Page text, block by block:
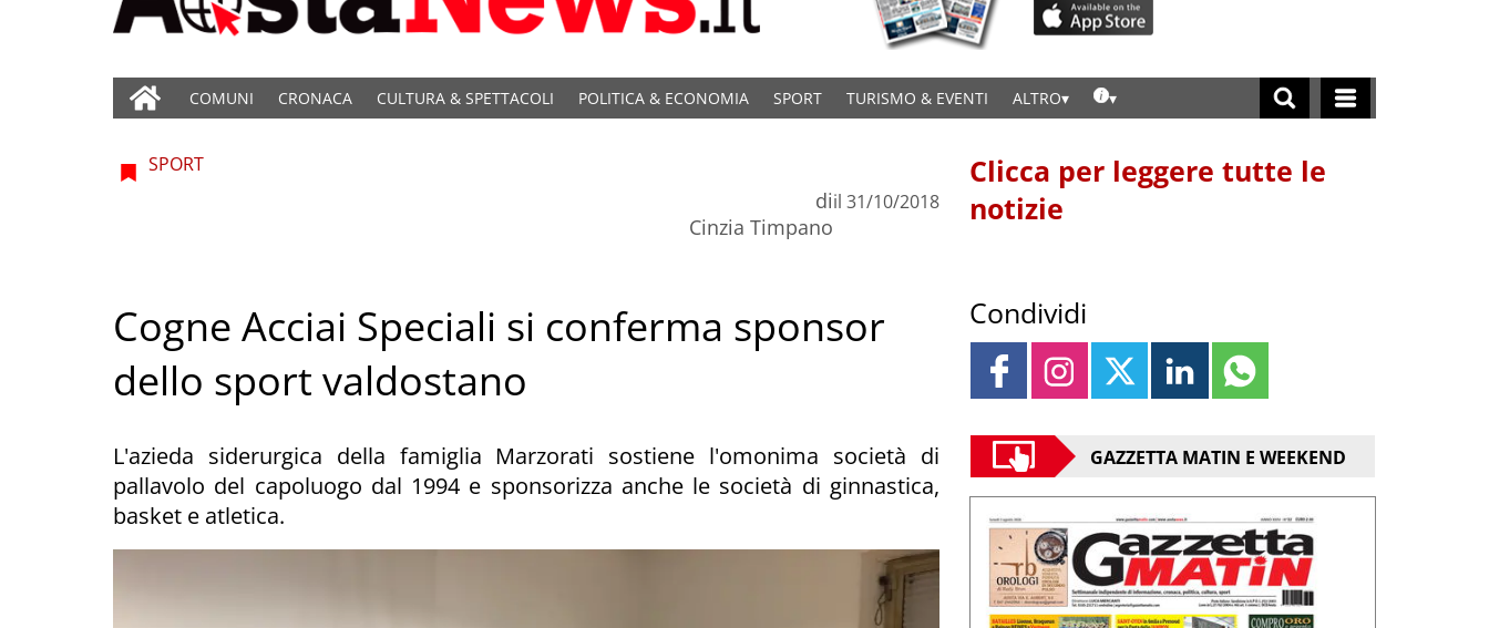
COMUNI CRONACA CULTURA & SPETTACOLI POLITICA & ECONOMIA SPORT TURISMO & EVENTI ALTRO
SPORT
di
Cinzia Timpano
il 31/10/2018
Cogne Acciai Speciali si conferma sponsor
dello sport valdostano
L'azieda siderurgica della famiglia Marzorati sostiene l'omonima società di
pallavolo del capoluogo dal 1994 e sponsorizza anche le società di ginnastica,
basket e atletica.
Clicca per leggere tutte le
notizie
Condividi
GAZZETTA MATIN E WEEKEND